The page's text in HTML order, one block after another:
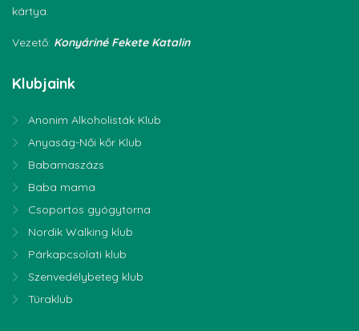
kártya.
Vezető: Konyáriné Fekete Katalin
Klubjaink
Anonim Alkoholisták Klub
Anyaság-Női kőr Klub
Babamaszázs
Baba mama
Csoportos gyógytorna
Nordik Walking klub
Párkapcsolati klub
Szenvedélybeteg klub
Túraklub